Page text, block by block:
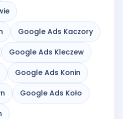
Google Ads Kaczory
Google Ads Kleczew
Google Ads Konin
Google Ads Koło